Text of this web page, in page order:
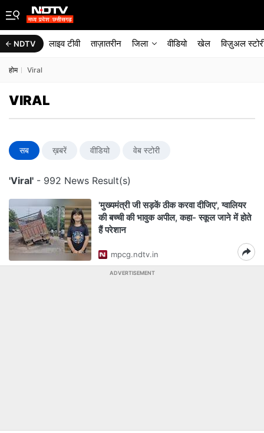
NDTV लाइव टीवी ताज़ातरीन जिला वीडियो खेल विज़ुअल
होम Viral
VIRAL
सब ख़बरें वीडियो वेब स्टोरी
'Viral' - 992 News Result(s)
'मुख्यमंत्री जी सड़कें ठीक करवा दीजिए', ग्वालियर
की बच्ची की भावुक अपील, कहा- स्कूल जाने में होते
हैं परेशान
mpcg.ndtv.in
ADVERTISEMENT